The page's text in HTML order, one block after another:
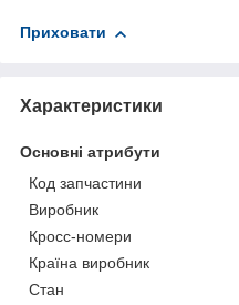
Приховати
Характеристики
Основні атрибути
Код запчастини
Виробник
Кросс-номери
Країна виробник
Стан